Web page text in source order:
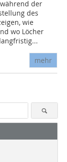
der
des
wie
wo Löcher
mehr